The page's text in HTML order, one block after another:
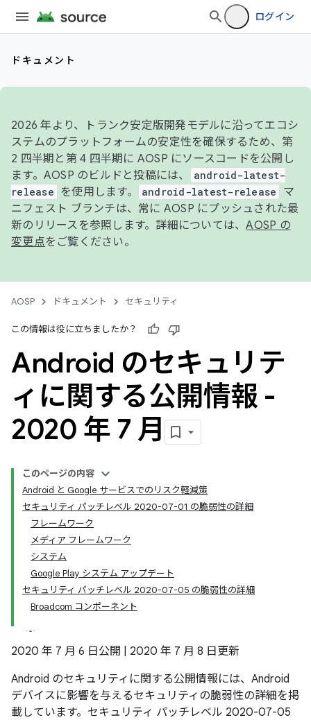
ログイン
ドキュメント
2026 年より、トランク安定版開発モデルに沿ってエコシ
ステムのプラットフォームの安定性を確保するため、第
2 四半期と第 4 四半期に AOSP にソースコードを公開し
ます。AOSP のビルドと投稿には、
android-latest-
release
を使用します。 android-latest-release
マ
ニフェスト ブランチは、常に AOSP にプッシュされた最
新のリリースを参照します。詳細については、AOSP の
変更点をご覧ください。
AOSP ドキュメント セキュリティ
この情報は役に立ちましたか？
Android のセキュリテ
ィに関する公開情報 -
2020 年 7 月
このページの内容
Android と Google サービスでのリスク軽減策
セキュリティ パッチレベル 2020-07-01 の脆弱性の詳細
フレームワーク
メディア フレームワーク
システム
Google Play システム アップデート
セキュリティ パッチレベル 2020-07-05 の脆弱性の詳細
Broadcom コンポーネント
2020 年 7 月 6 日公開 | 2020 年 7 月 8 日更新
Android のセキュリティに関する公開情報には、Android
デバイスに影響を与えるセキュリティの脆弱性の詳細を掲
載しています。セキュリティ パッチレベル 2020-07-05